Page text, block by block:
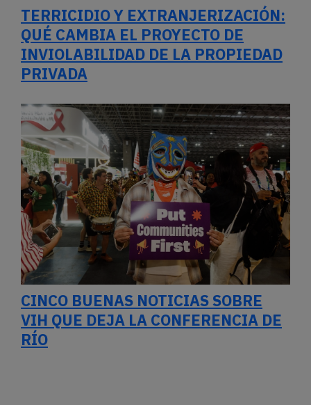
TERRICIDIO Y EXTRANJERIZACIÓN:
QUÉ CAMBIA EL PROYECTO DE
INVIOLABILIDAD DE LA PROPIEDAD
PRIVADA
CINCO BUENAS NOTICIAS SOBRE
VIH QUE DEJA LA CONFERENCIA DE
RÍO